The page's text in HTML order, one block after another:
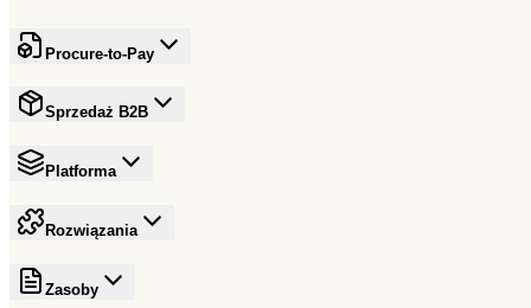
Procure-to-Pay
Sprzedaż B2B
Platforma
Rozwiązania
Zasoby